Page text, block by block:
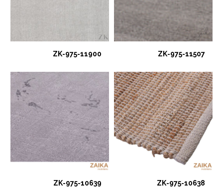
ZK-975-11900 ZK-975-11507
ZK-975-10639 ZK-975-10638